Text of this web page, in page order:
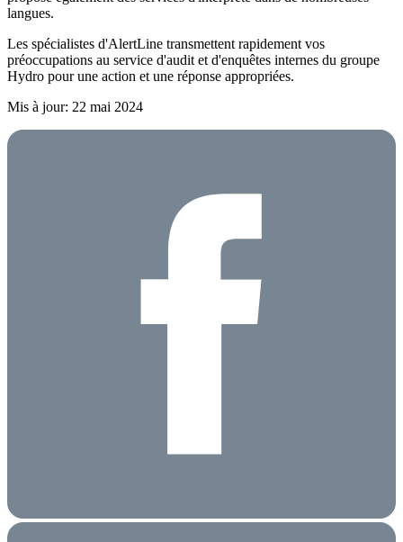
langues.
Les spécialistes d'AlertLine transmettent rapidement vos
préoccupations au service d'audit et d'enquêtes internes du groupe
Hydro pour une action et une réponse appropriées.
Mis à jour: 22 mai 2024